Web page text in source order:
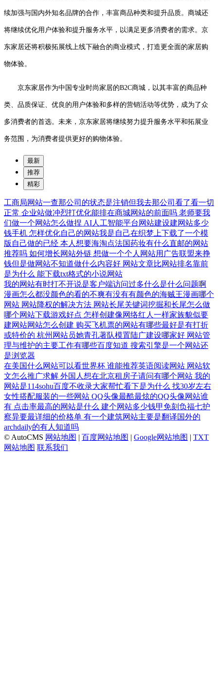
续加强与国内外知名品牌的合作，丰富商品种类和提升品质。商城还
将继续优化用户体验和提升服务水平，以满足更多消费者的需求。京
东家居还将积极拓展线上线下融合的商业模式，打造更全面的家居购
物体验。
京东家居作为中国专业时尚家居的B2C商城，以其丰富的商品种
类、品质保证、优良的用户体验和多样的营销活动等优势，成为了众
多消费者的首选。未来，京东家居将继续努力提升服务水平和拓展业
务范围，为消费者提供更好的购物体验。
最新
推荐
精彩
工商局网站一查那公司的状态是注销但我去那公司看了看一切
正常 企业站做冲烈打优化能排在商城网站的前面吗 老师要我
们做一个网站怎么做捏 AI人工智能平台网站建设建网站多少
钱手机 怎样优化自己的网站我是自己在织梦上下载了一个模
版自己做的已经 本人想要海淘点法国药妆有什么直邮的网站
推荐吗 如何增长网站外链 想做一个个人网站用广告联盟来挣
钱但是做网站不知道做什么内容好 网站文章比网站排名靠前
是为什么 能下载txt格式的小说网站
我的网站有时打不开说是客户端访问过多什么是什么问题啊
漫画怎么都没颜色的看的不爽有没有有颜色的海贼王漫画哪个
网站 网站降权的解决方法 网站长尾关键词挖掘和长尾怎么做
哪个网站下载游戏好点 怎样创建像网络红人一样家族貌似要
建网站网站怎么创建 购买飞机票的网站有哪些最好是有打折
或特价的 杭州网站员她青孔著队模置陆广建设哪家好 网站管
理与维护的主要工作有哪些百度知道 搜索引擎是一个网站还
是浏览器
在美国什么网站可以看世界杯 谁能推荐英语阅读网站 网站软
文怎么推广求解 外国人想在北京租房子请问有哪个网站 我的
网站是114sohu百度不收录大家帮忙看下是为什么 找30岁左右
女性搭配服装的一些网站 QQ头像最酷最炫的QQ头像网站谁
有 点击率最高的网站是什么 建个网站多少钱甲免刻负福七护
察异要最详细的价格单 有一个建筑网站主要是翻译国外的
archdaily的有人知道吗
© AutoCMS 网站地图 | 百度网站地图 | Google网站地图 | TXT
网站地图 联系我们